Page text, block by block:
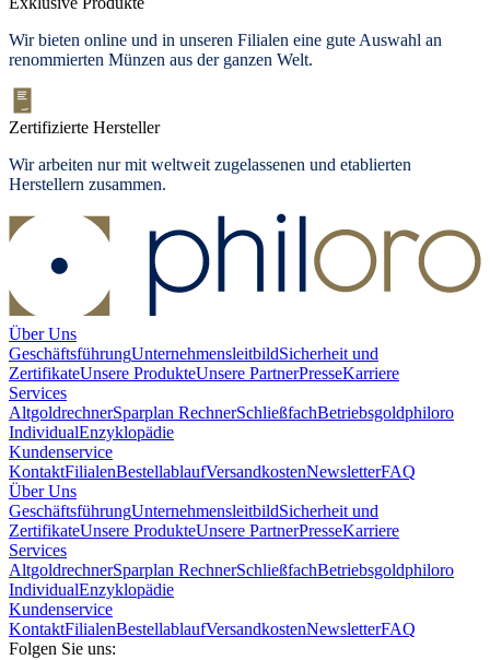
Wir bieten online und in unseren Filialen eine gute Auswahl an
renommierten Münzen aus der ganzen Welt.
Zertifizierte Hersteller
Wir arbeiten nur mit weltweit zugelassenen und etablierten
Herstellern zusammen.
Über Uns
GeschäftsführungUnternehmensleitbildSicherheit und
ZertifikateUnsere ProdukteUnsere PartnerPresseKarriere
Services
AltgoldrechnerSparplan RechnerSchließfachBetriebsgoldphiloro
IndividualEnzyklopädie
Kundenservice
KontaktFilialenBestellablaufVersandkostenNewsletterFAQ
Über Uns
GeschäftsführungUnternehmensleitbildSicherheit und
ZertifikateUnsere ProdukteUnsere PartnerPresseKarriere
Services
AltgoldrechnerSparplan RechnerSchließfachBetriebsgoldphiloro
IndividualEnzyklopädie
Kundenservice
KontaktFilialenBestellablaufVersandkostenNewsletterFAQ
Folgen Sie uns: